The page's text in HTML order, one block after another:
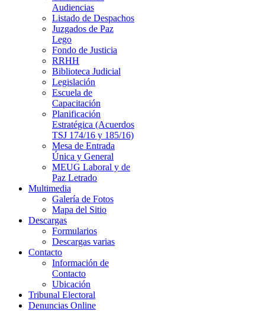
Audiencias
Listado de Despachos
Juzgados de Paz
Lego
Fondo de Justicia
RRHH
Biblioteca Judicial
Legislación
Escuela de
Capacitación
Planificación
Estratégica (Acuerdos
TSJ 174/16 y 185/16)
Mesa de Entrada
Única y General
MEUG Laboral y de
Paz Letrado
Multimedia
Galería de Fotos
Mapa del Sitio
Descargas
Formularios
Descargas varias
Contacto
Información de
Contacto
Ubicación
Tribunal Electoral
Denuncias Online